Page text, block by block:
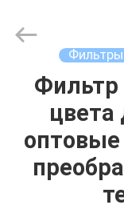
ДОМ
ПРОДУКТЫ
Technology
Ltd..
Фильтр
цвета